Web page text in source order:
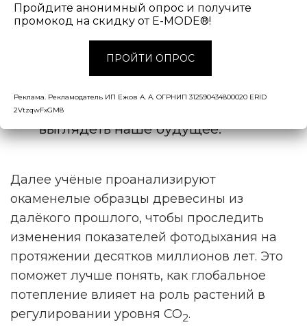
вернуться на миллионы лет
представить, как будет
выглядеть наше будущее.
Далее учёные проанализируют
окаменелые образцы древесины из
далёкого прошлого, чтобы проследить
изменения показателей фотодыхания на
протяжении десятков миллионов лет. Это
поможет лучше понять, как глобальное
потепление влияет на роль растений в
регулировании уровня CO2.
Пройдите анонимный опрос и получите
промокод на скидку от E-MODE®!
ПРОЙТИ ОПРОС
Реклама. Рекламодатель ИП Ежов А. А. ОГРНИП 312590434800020 ERID
2VtzqwFxGM8